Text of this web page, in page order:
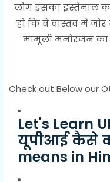
लोग इसका इस्तेमाल
हो कि वे वास्तव में
मामूली मनोरंजन
Check out Below our
Let's Learn
यूपीआई कैसे
means in